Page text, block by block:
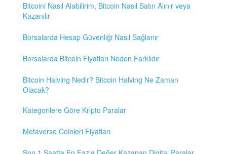
Bitcoini Nasıl Alabilirim, Bitcoin Nasıl Satın Alınır veya
Kazanılır
Borsalarda Hesap Güvenliği Nasıl Sağlanır
Borsalarda Bitcoin Fiyatları Neden Farklıdır
Bitcoin Halving Nedir? Bitcoin Halving Ne Zaman
Olacak?
Kategorilere Göre Kripto Paralar
Metaverse Coinleri Fiyatları